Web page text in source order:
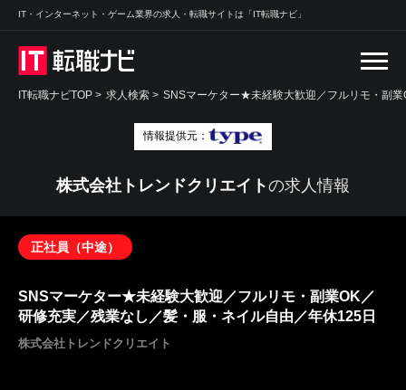
IT・インターネット・ゲーム業界の求人・転職サイトは「IT転職ナビ」
IT転職ナビTOP > 求人検索 > SNSマーケター★未経験大歓迎／フルリモ・副
情報提供元：
株式会社トレンドクリエイトの求人情報
正社員（中途）
SNSマーケター★未経験大歓迎／フルリモ・副業OK／
研修充実／残業なし／髪・服・ネイル自由／年休125日
株式会社トレンドクリエイト